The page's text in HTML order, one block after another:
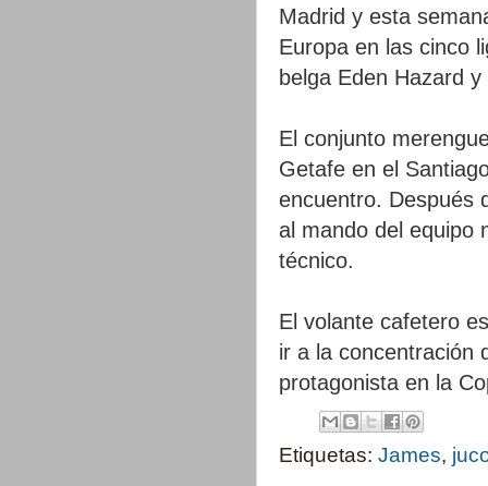
Madrid y esta
Europa en las cinco
belga Eden Hazard
El conjunto
Getafe en el
encuentro. Después
al mando del equipo
técnico.
El volante cafetero
ir a la concentración
protagonista en la
Etiquetas: James,